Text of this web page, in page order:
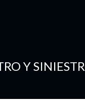
Y